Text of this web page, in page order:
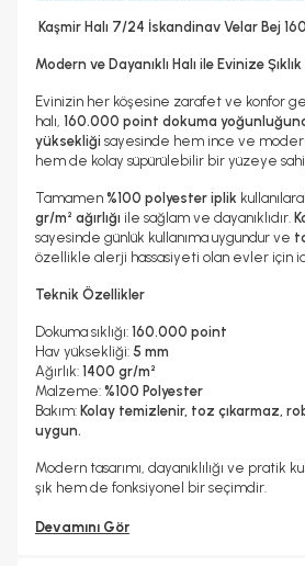
Kaşmir Halı 7/24 İskandinav Velar Bej
Modern ve Dayanıklı Halı ile Evinize Şıklık
Evinizin her köşesine zarafet ve konfor
halı, 160.000 point dokuma
yüksekliği sayesinde hem ince ve
hem de kolay süpürülebilir bir yüzeye
Tamamen %100 polyester iplik
gr/m² ağırlığı ile sağlam ve dayanıklıdır.
sayesinde günlük kullanıma uygundur ve
özellikle alerji hassasiyeti olan evler için
Teknik Özellikler
Dokuma sıklığı: 160.000 point
Hav yüksekliği: 5 mm
Ağırlık: 1400 gr/m²
Malzeme: %100 Polyester
Bakım: Kolay temizlenir, toz çıkarmaz,
uygun.
Modern tasarımı, dayanıklılığı ve pratik
şık hem de fonksiyonel bir seçimdir.
Devamını Gör